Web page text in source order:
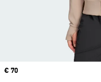
Prix
€ 70